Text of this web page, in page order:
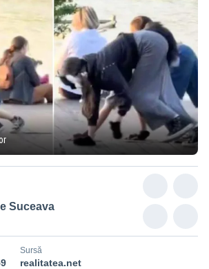
Suceava
Sursă
realitatea.net